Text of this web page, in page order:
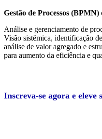
Gestão de Processos (BPMN)
Análise e gerenciamento de
Visão sistêmica, identificação
análise de valor agregado e
para aumento da eficiência e
Inscreva-se agora e